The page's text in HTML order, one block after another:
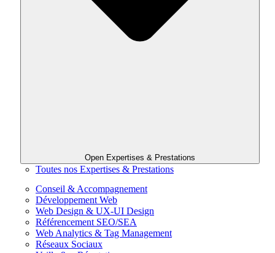
Open Expertises & Prestations
Toutes nos Expertises & Prestations
Conseil & Accompagnement
Développement Web
Web Design & UX-UI Design
Référencement SEO/SEA
Web Analytics & Tag Management
Réseaux Sociaux